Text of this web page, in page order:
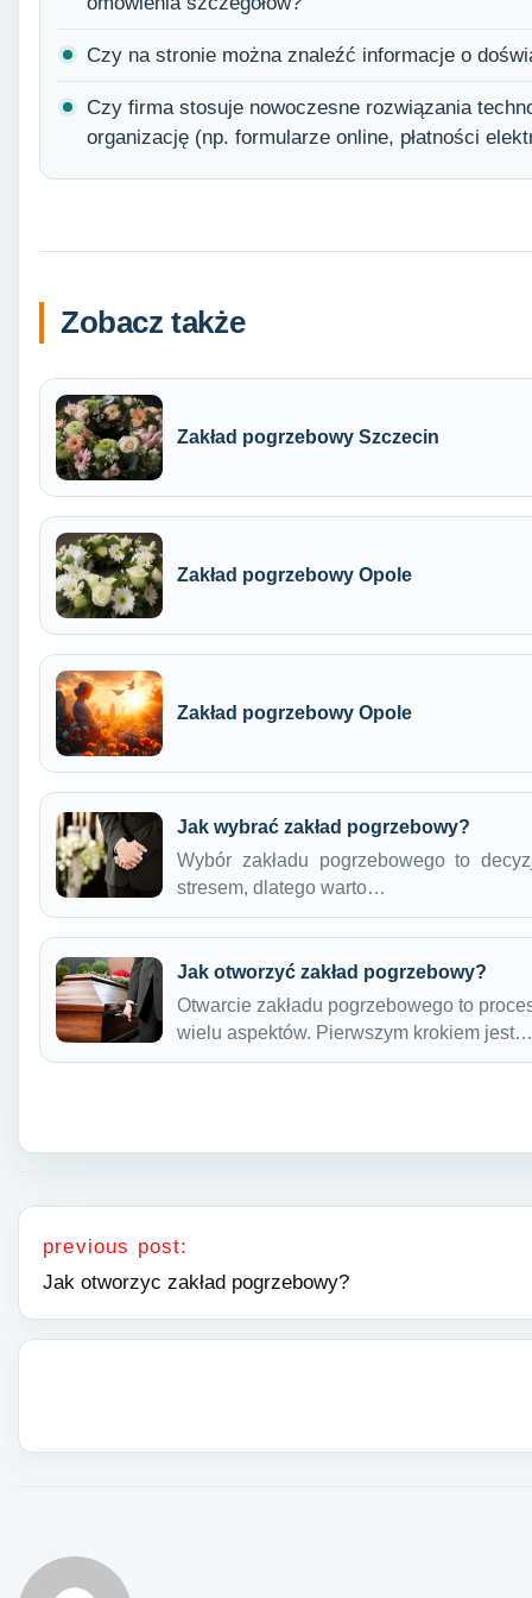
Czy na stronie można znaleźć informacje o
Czy firma stosuje nowoczesne rozwiązania
organizację (np. formularze online, płatności
Zobacz także
Zakład pogrzebowy Szczecin
Zakład pogrzebowy Opole
Zakład pogrzebowy Opole
Jak wybrać zakład pogrzebowy?
Wybór zakładu pogrzebowego to
stresem, dlatego warto…
Jak otworzyć zakład pogrzebowy?
Otwarcie zakładu pogrzebowego to
wielu aspektów. Pierwszym krokiem jest…
Nawigacja wpisu
previous post:
Jak otworzyc zakład pogrzebowy?